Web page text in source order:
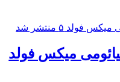
میکس فولد